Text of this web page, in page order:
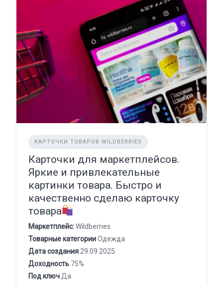
КАРТОЧКИ ТОВАРОВ WILDBERRIES
Карточки для маркетплейсов.
Яркие и привлекательные
картинки товара. Быстро и
качественно сделаю карточку
товара
Маркетплейс:Wildberries
Товарные категорииОдежда
Дата создания 29.09.2025
Доходность 75%
Под ключ Да